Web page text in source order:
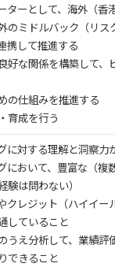
ーとして、海外（香
ミドルバック（リス
携して推進する
な関係を構築して、
の仕組みを推進する
育成を行う
対する理解と洞察力
において、豊富な（
験は問わない）
クレジット（ハイイ
していること
うえ分析して、業績
できること